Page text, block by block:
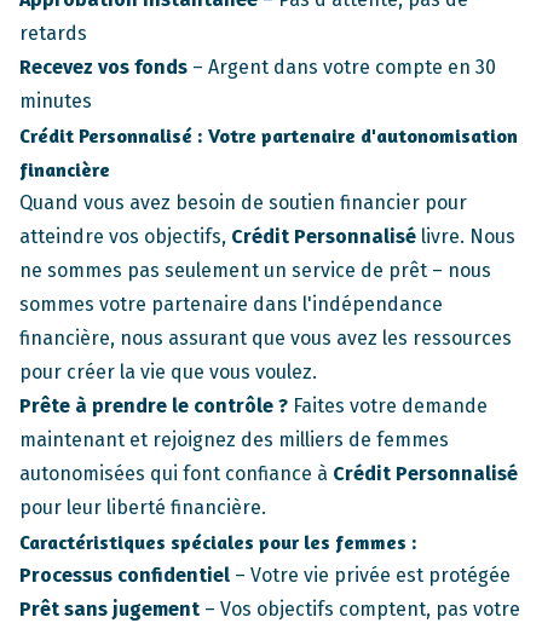
retards
Recevez vos fonds – Argent dans votre compte en 30
minutes
Crédit Personnalisé : Votre partenaire d'autonomisation
financière
Quand vous avez besoin de soutien financier pour
atteindre vos objectifs, Crédit Personnalisé livre. Nous
ne sommes pas seulement un service de prêt – nous
sommes votre partenaire dans l'indépendance
financière, nous assurant que vous avez les ressources
pour créer la vie que vous voulez.
Prête à prendre le contrôle ? Faites votre demande
maintenant et rejoignez des milliers de femmes
autonomisées qui font confiance à Crédit Personnalisé
pour leur liberté financière.
Caractéristiques spéciales pour les femmes :
Processus confidentiel – Votre vie privée est protégée
Prêt sans jugement – Vos objectifs comptent, pas votre